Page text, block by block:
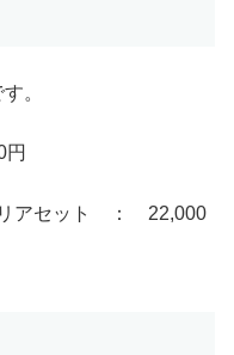
。
リアセット ： 22,000